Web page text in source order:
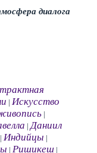
диалога
Искусство
|Даниил
|Индийцы
|Ришикеш